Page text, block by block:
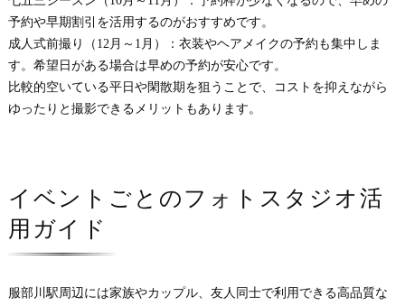
予約や早期割引を活用するのがおすすめです。
成人式前撮り（12月～1月）：衣装やヘアメイクの予約も集中しま
す。希望日がある場合は早めの予約が安心です。
比較的空いている平日や閑散期を狙うことで、コストを抑えながら
ゆったりと撮影できるメリットもあります。
イベントごとのフォトスタジオ活
用ガイド
服部川駅周辺には家族やカップル、友人同士で利用できる高品質な